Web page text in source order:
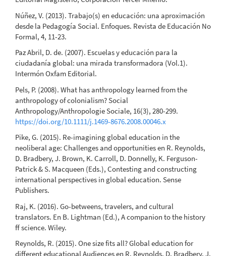
Núñez, V. (2013). Trabajo(s) en educación: una aproximación
desde la Pedagogía Social. Enfoques. Revista de Educación No
Formal, 4, 11-23.
Paz Abril, D. de. (2007). Escuelas y educación para la
ciudadanía global: una mirada transformadora (Vol.1).
Intermón Oxfam Editorial.
Pels, P. (2008). What has anthropology learned from the
anthropology of colonialism? Social
Anthropology/Anthropologie Sociale, 16(3), 280-299.
https://doi.org/10.1111/j.1469-8676.2008.00046.x
Pike, G. (2015). Re-imagining global education in the
neoliberal age: Challenges and opportunities en R. Reynolds,
D. Bradbery, J. Brown, K. Carroll, D. Donnelly, K. Ferguson-
Patrick & S. Macqueen (Eds.), Contesting and constructing
international perspectives in global education. Sense
Publishers.
Raj, K. (2016). Go-betweens, travelers, and cultural
translators. En B. Lightman (Ed.), A companion to the history
ff science. Wiley.
Reynolds, R. (2015). One size fits all? Global education for
different educational Audiences en R. Reynolds, D. Bradbery, J.